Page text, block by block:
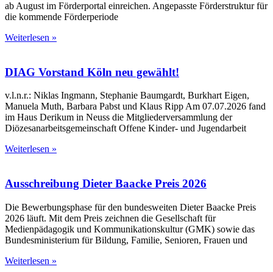
ab August im Förderportal einreichen. Angepasste Förderstruktur für
die kommende Förderperiode
Weiterlesen »
DIAG Vorstand Köln neu gewählt!
v.l.n.r.: Niklas Ingmann, Stephanie Baumgardt, Burkhart Eigen,
Manuela Muth, Barbara Pabst und Klaus Ripp Am 07.07.2026 fand
im Haus Derikum in Neuss die Mitgliederversammlung der
Diözesanarbeitsgemeinschaft Offene Kinder- und Jugendarbeit
Weiterlesen »
Ausschreibung Dieter Baacke Preis 2026
Die Bewerbungsphase für den bundesweiten Dieter Baacke Preis
2026 läuft. Mit dem Preis zeichnen die Gesellschaft für
Medienpädagogik und Kommunikationskultur (GMK) sowie das
Bundesministerium für Bildung, Familie, Senioren, Frauen und
Weiterlesen »